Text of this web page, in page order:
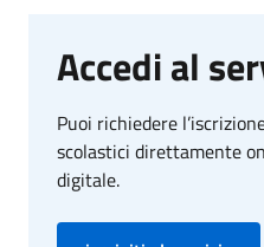
Accedi al
Puoi richiedere
scolastici direttamente
digitale.